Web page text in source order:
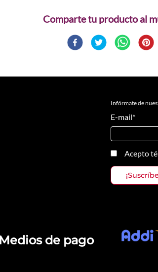
Comparte
Infórmate de
E-mail*
Acepto
Medios de pago